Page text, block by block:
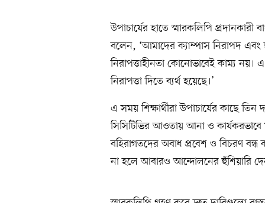
উপাচার্যের হাতে স্মারকলিপি
বলেন, ‘আমাদের ক্যাম্পাস নিরাপদ এবং
নিরাপত্তাহীনতা কোনোভাবেই কাম্য নয়।
নিরাপত্তা দিতে ব্যর্থ হয়েছে।’
এ সময় শিক্ষার্থীরা উপাচার্যের কাছে
সিসিটিভির আওতায় আনা ও কার্যকরভাবে
বহিরাগতদের অবাধ প্রবেশ ও বিচরণ
না হলে আবারও আন্দোলনের হুঁশিয়ারি